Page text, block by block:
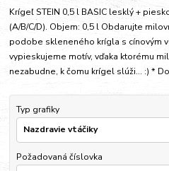
Krígeľ STEIN 0,5 l BASIC lesklý +
(A/B/C/D). Objem: 0,5 l Obdarujte
podobe skleneného krígla s cínovým
vypieskujeme motív, vďaka ktorému
nezabudne, k čomu krígel slúži... :) *
Typ grafiky
Požadovaná číslovka